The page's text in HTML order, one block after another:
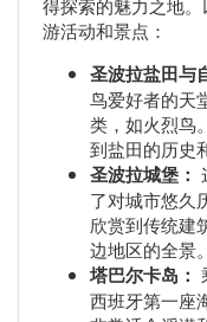
得探索的魅力之地
游活动和景点：
圣波拉盐田与
鸟爱好者的天
类，如火烈鸟
到盐田的历史
圣波拉城堡：
了对城市悠久
欣赏到传统建
边地区的全景。
塔巴尔卡岛：
西班牙第一座